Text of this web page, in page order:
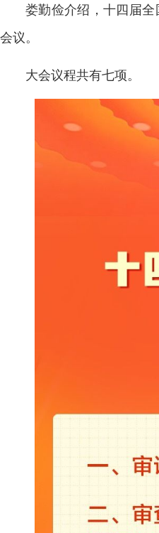
娄勤俭介绍，十四届
会议。
大会议程共有七项。